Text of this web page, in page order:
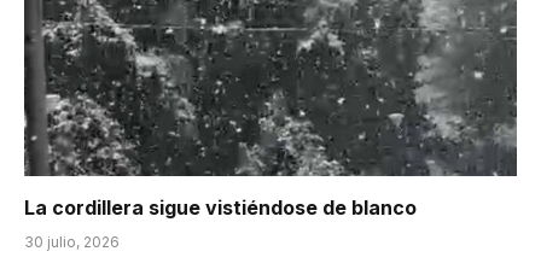
La cordillera sigue vistiéndose de blanco
30 julio, 2026